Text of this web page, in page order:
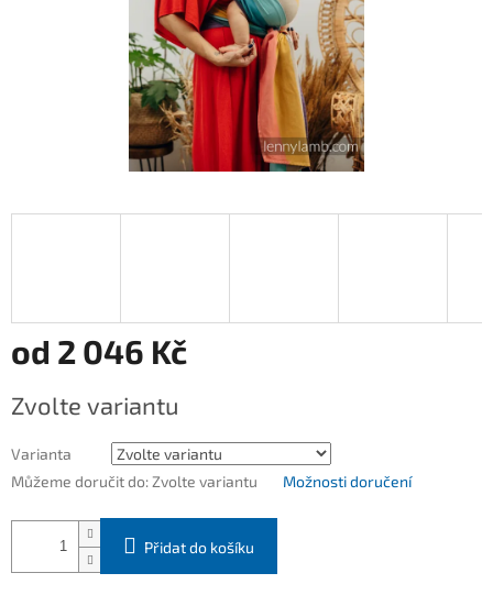
od 2 046 Kč
cena:
Zvolte variantu
Varianta
Můžeme doručit do: Zvolte variantu Možnosti doručení
Přidat do košíku